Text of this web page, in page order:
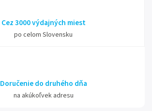
Cez 3000 výdajných miest
po celom Slovensku
Doručenie do druhého dňa
na akúkoľvek adresu